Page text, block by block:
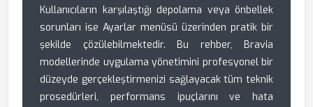
Kullanıcıların karşılaştığı depolama veya önbellek
sorunları ise Ayarlar menüsü üzerinden pratik bir
şekilde çözülebilmektedir. Bu rehber, Bravia
modellerinde uygulama yönetimini profesyonel bir
düzeyde gerçekleştirmenizi sağlayacak tüm teknik
prosedürleri, performans ipuçlarını ve hata